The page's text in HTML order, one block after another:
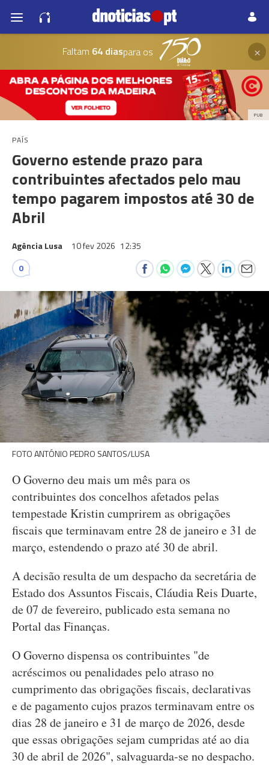
Faltam 64 diaspara os ×
PUB
PAÍS
Governo estende prazo para
contribuintes afectados pelo mau
tempo pagarem impostos até 30 de
Abril
Agência Lusa 10 fev 2026 12:35
0
FOTO ANTÓNIO PEDRO SANTOS/LUSA
O Governo deu mais um mês para os
contribuintes dos concelhos afetados pelas
tempestade Kristin cumprirem as obrigações
fiscais que terminavam entre 28 de janeiro e 31 de
março, estendendo o prazo até 30 de abril.
A decisão resulta de um despacho da secretária de
Estado dos Assuntos Fiscais, Cláudia Reis Duarte,
de 07 de fevereiro, publicado esta semana no
Portal das Finanças.
O Governo dispensa os contribuintes "de
acréscimos ou penalidades pelo atraso no
cumprimento das obrigações fiscais, declarativas
e de pagamento cujos prazos terminavam entre os
dias 28 de janeiro e 31 de março de 2026, desde
que essas obrigações sejam cumpridas até ao dia
30 de abril de 2026", salvaguarda-se no despacho.